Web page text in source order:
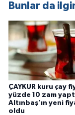
Bunlar da
ÇAYKUR kuru çay
yüzde 10 zam
Altınbaş'ın yeni
oldu